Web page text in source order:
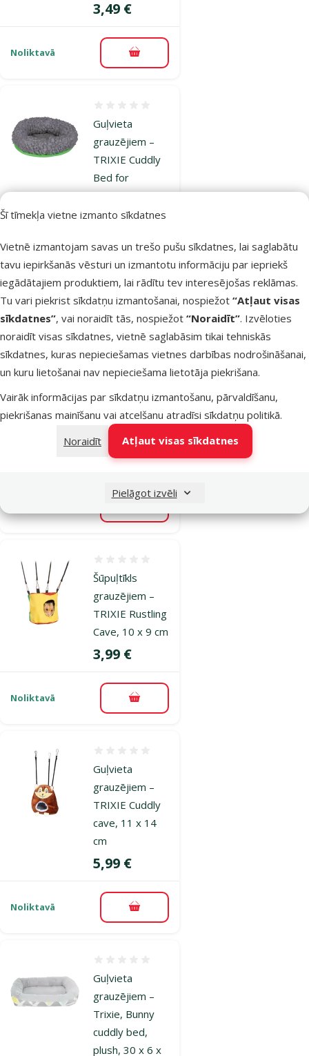
Šī tīmekļa vietne izmanto sīkdatnes
Vietnē izmantojam savas un trešo pušu sīkdatnes, lai saglabātu
tavu iepirkšanās vēsturi un izmantotu informāciju par iepriekš
iegādātajiem produktiem, lai rādītu tev interesējošas reklāmas.
Tu vari piekrist sīkdatņu izmantošanai, nospiežot “Atļaut visas
sīkdatnes”, vai noraidīt tās, nospiežot “Noraidīt”. Izvēloties
noraidīt visas sīkdatnes, vietnē saglabāsim tikai tehniskās
sīkdatnes, kuras nepieciešamas vietnes darbības nodrošināšanai,
un kuru lietošanai nav nepieciešama lietotāja piekrišana.
Vairāk informācijas par sīkdatņu izmantošanu, pārvaldīšanu,
piekrišanas mainīšanu vai atcelšanu atradīsi sīkdatņu politikā.
Noraidīt
Atļaut visas sīkdatnes
Pielāgot izvēli
Cena
3,49 €
Noliktavā Pievienot grozam
Guļvieta
grauzējiem –
TRIXIE Cuddly
Bed for
Hamsters, 16 x
13 cm
Noliktavā Pievienot grozam
Guļvieta
grauzējiem –
bed for small
animals, 30 x
22 cm
Atsauksmes 0%
Cena
4,99 €
Pievienot grozam
Šūpuļtīkls
grauzējiem –
TRIXIE Rustling
Cave, 10 x 9 cm
Cena
3,99 €
Noliktavā Pievienot grozam
Guļvieta
grauzējiem –
TRIXIE Cuddly
cave, 11 x 14
cm
Cena
5,99 €
Noliktavā Pievienot grozam
Guļvieta
grauzējiem –
Trixie, Bunny
cuddly bed,
plush, 30 x 6 x